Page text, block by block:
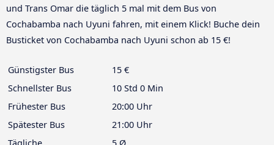
und Trans Omar die täglich 5 mal mit dem Bus von
Cochabamba nach Uyuni fahren, mit einem Klick! Buche dein
Busticket von Cochabamba nach Uyuni schon ab 15 €!
Günstigster Bus
15 €
Schnellster Bus
10 Std 0 Min
Frühester Bus
20:00 Uhr
Spätester Bus
21:00 Uhr
Tägliche
5 Ø